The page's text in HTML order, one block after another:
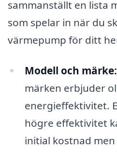
sammanställt en lista
som spelar in när du
värmepump för ditt
Modell och märke:
märken erbjuder
energieffektivitet.
högre effektivitet
initial kostnad